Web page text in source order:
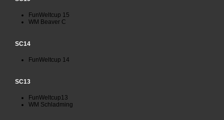
FunWeltcup 15
WM Beaver C
SC14
FunWeltcup 14
SC13
FunWeltcup13
WM Schladming